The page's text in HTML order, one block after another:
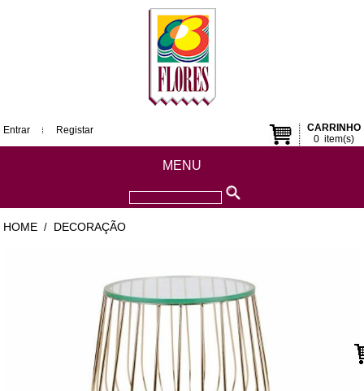
CARRINHO
0item(s)
Entrar Registar
MENU
HOME / DECORAÇÃO